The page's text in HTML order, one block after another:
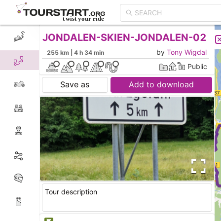
CREATE TOUR LIST
JONDALEN-SKIEN-JONDALEN-02
255 km | 4 h 34 min by Tony Wigdal
Public
Save as Add to download
Tour description